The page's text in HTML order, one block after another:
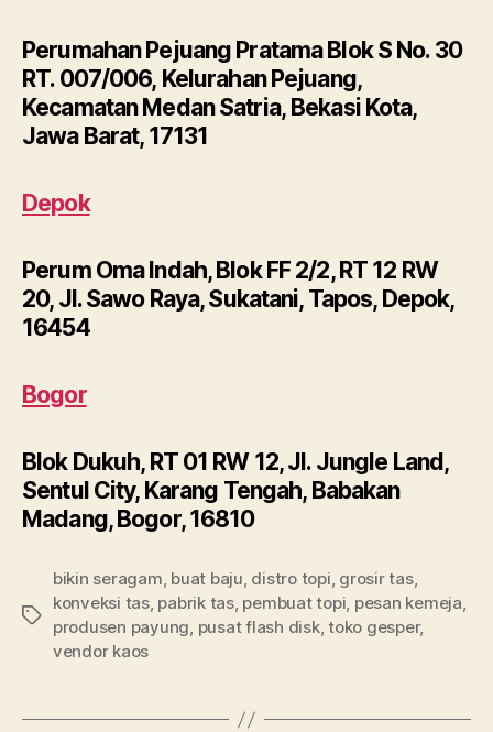
Perumahan Pejuang Pratama Blok S No. 30
RT. 007/006, Kelurahan Pejuang,
Kecamatan Medan Satria, Bekasi Kota,
Jawa Barat, 17131
Depok
Perum Oma Indah, Blok FF 2/2, RT 12 RW
20, Jl. Sawo Raya, Sukatani, Tapos, Depok,
16454
Bogor
Blok Dukuh, RT 01 RW 12, Jl. Jungle Land,
Sentul City, Karang Tengah, Babakan
Madang, Bogor, 16810
Tags
bikin seragam, buat baju, distro topi, grosir tas,
konveksi tas, pabrik tas, pembuat topi, pesan kemeja,
produsen payung, pusat flash disk,toko gesper,
vendor kaos